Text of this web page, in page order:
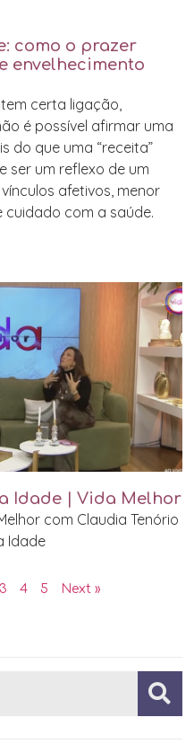
como o prazer
envelhecimento
certa ligação,
é possível afirmar uma
do que uma “receita”
ser um reflexo de um
afetivos, menor
cuidado com a saúde.
Idade | Vida Melhor
com Claudia Tenório
Idade
3 4 5 Next »